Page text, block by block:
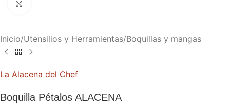
Inicio/Utensilios y Herramientas/Boquillas y mangas
La Alacena del Chef
Boquilla Pétalos ALACENA